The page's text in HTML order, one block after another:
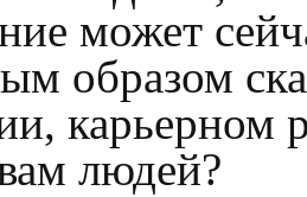
может
образом
карьерном
людей?